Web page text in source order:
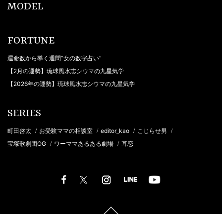
MODEL
FORTUNE
運命数から導く週間“女の数字占い”
【2月の運勢】琉球風水志シウマの九星気学
【2026年の運勢】琉球風水志シウマの九星気学
SERIES
町田啓太 / お受験ママの相談室 / editor_kao / こじらせ男 /
宝塚歌劇団OG / ワーママあるある劇場 / 耳恋